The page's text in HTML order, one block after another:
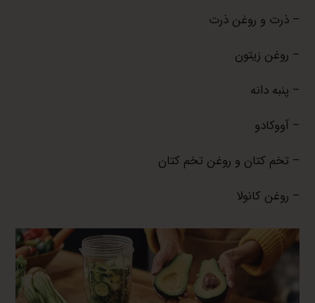
– ذرت و روغن ذرت
– روغن زیتون
– پنبه دانه
– آووکادو
– تخم کتان و روغن تخم کتان
– روغن کانولا